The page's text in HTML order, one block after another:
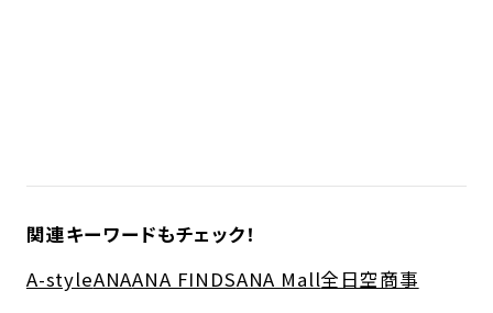
関連キーワードもチェック！
A-styleANAANA FINDSANA Mall全日空商事